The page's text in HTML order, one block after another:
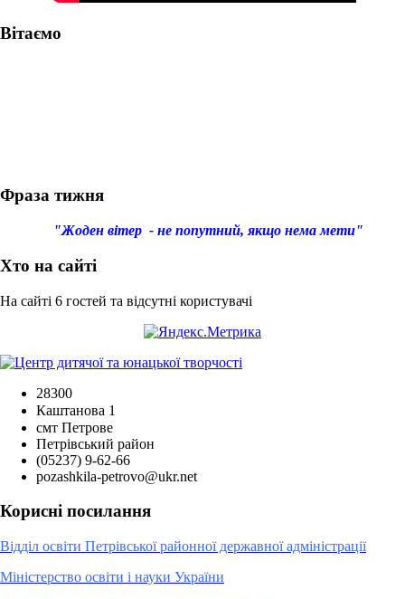
Вітаємо
Фраза тижня
"Жоден вітер - не попутний, якщо нема мети"
Хто на сайті
На сайті 6 гостей та відсутні користувачі
28300
Каштанова 1
смт Петрове
Петрівський район
(05237) 9-62-66
pozashkila-petrovo@ukr.net
Корисні посилання
Відділ освіти Петрівської районної державної адміністрації
Міністерство освіти і науки України